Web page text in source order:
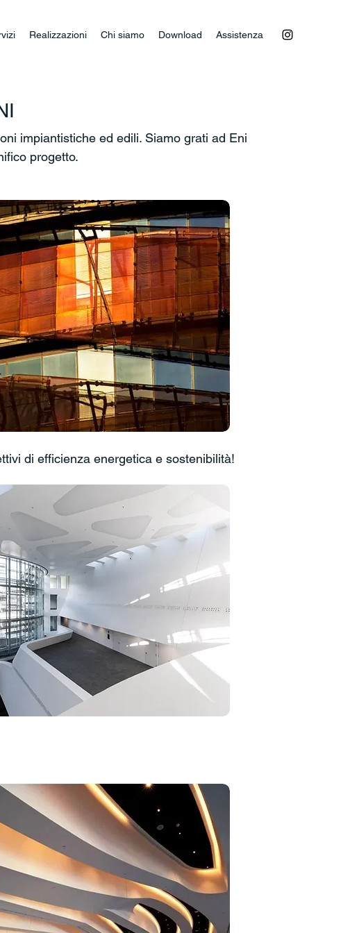
Realizzazioni Chi siamo Download Assistenza
impiantistiche ed edili. Siamo grati ad Eni
progetto.
di efficienza energetica e sostenibilità!